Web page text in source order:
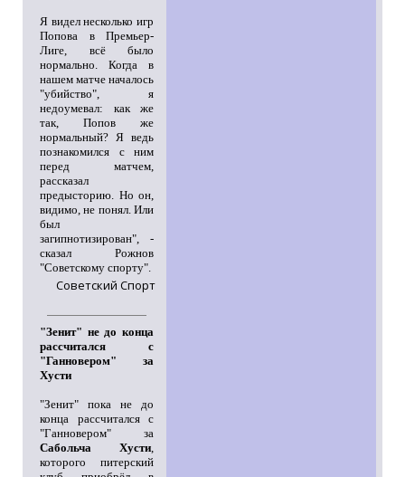
Я видел несколько игр
Попова в Премьер-
Лиге, всё было
нормально. Когда в
нашем матче началось
"убийство", я
недоумевал: как же
так, Попов же
нормальный? Я ведь
познакомился с ним
перед матчем,
рассказал
предысторию. Но он,
видимо, не понял. Или
был
загипнотизирован", -
сказал Рожнов
"Советскому спорту".
Советский Спорт
"Зенит" не до конца
рассчитался с
"Ганновером" за
Хусти
"Зенит" пока не до
конца рассчитался с
"Ганновером" за
Сабольча Хусти,
которого питерский